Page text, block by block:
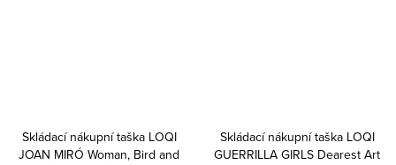
Skládací nákupní taška LOQI
JOAN MIRÓ Woman, Bird and
Skládací nákupní taška LOQI
GUERRILLA GIRLS Dearest Art